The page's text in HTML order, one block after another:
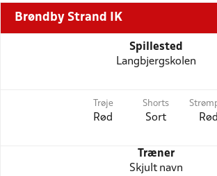
Brøndby Strand IK
Spillested
Langbjergskolen
Trøje
Rød
Shorts
Sort Rød
Træner
Skjult navn